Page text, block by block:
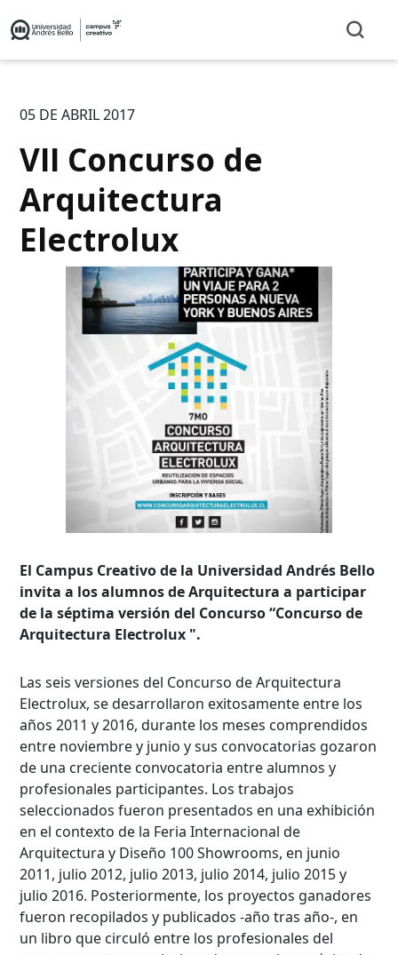
05 DE ABRIL 2017
VII Concurso de
Arquitectura
Electrolux
El Campus Creativo de la Universidad Andrés Bello
invita a los alumnos de Arquitectura a participar
de la séptima versión del Concurso “Concurso de
Arquitectura Electrolux ".
Las seis versiones del Concurso de Arquitectura
Electrolux, se desarrollaron exitosamente entre los
años 2011 y 2016, durante los meses comprendidos
entre noviembre y junio y sus convocatorias gozaron
de una creciente convocatoria entre alumnos y
profesionales participantes. Los trabajos
seleccionados fueron presentados en una exhibición
en el contexto de la Feria Internacional de
Arquitectura y Diseño 100 Showrooms, en junio
2011, julio 2012, julio 2013, julio 2014, julio 2015 y
julio 2016. Posteriormente, los proyectos ganadores
fueron recopilados y publicados -año tras año-, en
un libro que circuló entre los profesionales del